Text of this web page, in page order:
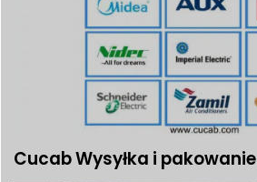
Cucab Wysyłka i pakowanie